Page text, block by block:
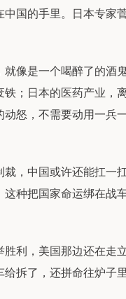
国的手里。日本专家
像是一个喝醉了的酒
；日本的医药产业，
怒，不需要动用一兵
，中国或许还能扛一
种把国家命运绑在战
利，美国那边还在走
拆了，还拼命往炉子里